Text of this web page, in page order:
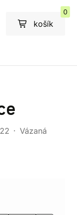
košík
0
Vázaná